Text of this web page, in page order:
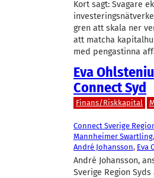
Kort sagt: Svagare
gren att skala ner
att matcha
med pengastinna
Eva
Connect Syd
Finans/Riskkapital
Connect Sverige
Mannheimer Swartling,
André Johansson, Eva
André Johansson,
Sverige Region